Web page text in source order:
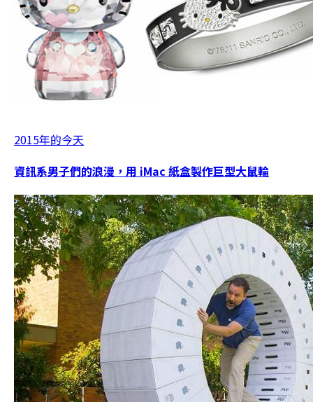
2015年的今天
資訊系男子們的浪漫，用 iMac 紙盒製作巨型大鼠輪